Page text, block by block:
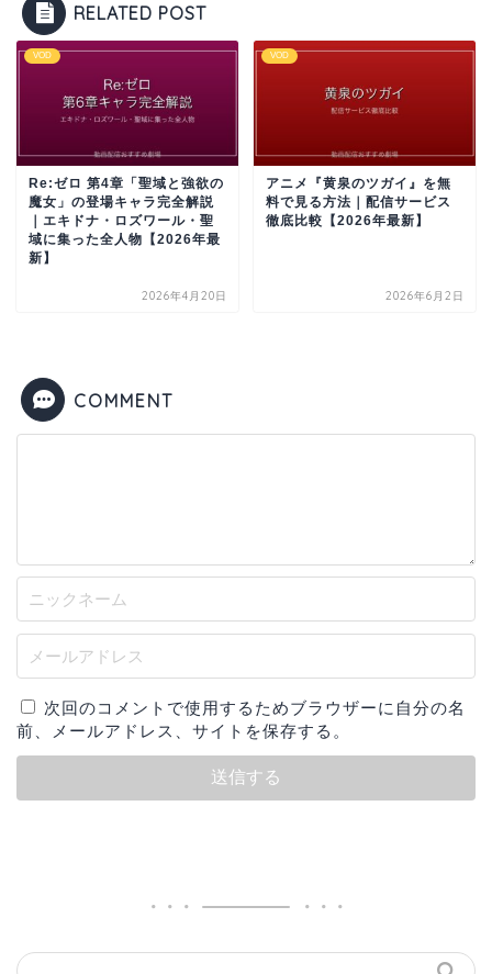
RELATED POST
VOD
Re:ゼロ 第4章「聖域と強欲の
魔女」の登場キャラ完全解説
｜エキドナ・ロズワール・聖
域に集った全人物【2026年最
新】
2026年4月20日
VOD
アニメ『黄泉のツガイ』を無
料で見る方法｜配信サービス
徹底比較【2026年最新】
2026年6月2日
COMMENT
次回のコメントで使用するためブラウザーに自分の名
前、メールアドレス、サイトを保存する。